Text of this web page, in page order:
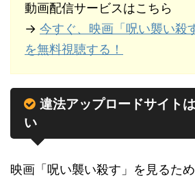
動画配信サービスはこちら
→ 今すぐ、映画「呪い襲い殺
を無料視聴する！
違法アップロードサイト
い
映画「呪い襲い殺す」を見るた